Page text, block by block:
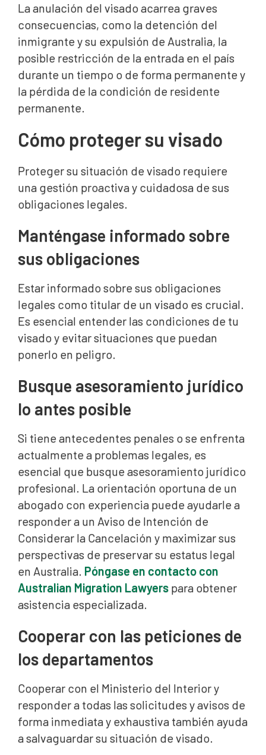
La anulación del visado acarrea graves
consecuencias, como la detención del
inmigrante y su expulsión de Australia, la
posible restricción de la entrada en el país
durante un tiempo o de forma permanente y
la pérdida de la condición de residente
permanente.
Cómo proteger su visado
Proteger su situación de visado requiere
una gestión proactiva y cuidadosa de sus
obligaciones legales.
Manténgase informado sobre
sus obligaciones
Estar informado sobre sus obligaciones
legales como titular de un visado es crucial.
Es esencial entender las condiciones de tu
visado y evitar situaciones que puedan
ponerlo en peligro.
Busque asesoramiento jurídico
lo antes posible
Si tiene antecedentes penales o se enfrenta
actualmente a problemas legales, es
esencial que busque asesoramiento jurídico
profesional. La orientación oportuna de un
abogado con experiencia puede ayudarle a
responder a un Aviso de Intención de
Considerar la Cancelación y maximizar sus
perspectivas de preservar su estatus legal
en Australia. Póngase en contacto con
Australian Migration Lawyers para obtener
asistencia especializada.
Cooperar con las peticiones de
los departamentos
Cooperar con el Ministerio del Interior y
responder a todas las solicitudes y avisos de
forma inmediata y exhaustiva también ayuda
a salvaguardar su situación de visado.